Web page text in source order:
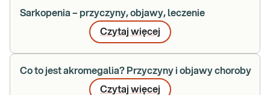
Sarkopenia – przyczyny, objawy, leczenie
Czytaj więcej
Co to jest akromegalia? Przyczyny i objawy choroby
Czytaj więcej